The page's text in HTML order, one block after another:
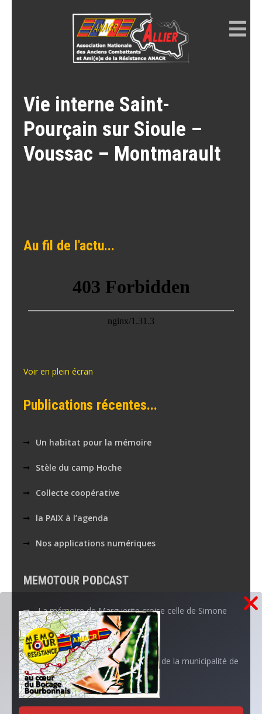
Vie interne Saint-
Pourçain sur Sioule –
Voussac – Montmarault
Au fil de l'actu...
Voir en plein écran
Publications récentes...
Un habitat pour la mémoire
Stèle du camp Hoche
Collecte coopérative
la PAIX à l’agenda
Nos applications numériques
MEMOTOUR PODCAST
La mémoire de Marguerite croise celle de Simone
Aboutissement d’un projet…
L’ANACR accompagne l’initiative de la municipalité de
Neuvy